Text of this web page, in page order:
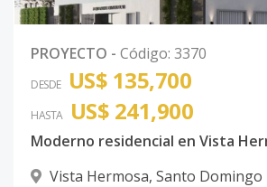
PROYECTO - Código: 3370
DESDE US$ 135,700
HASTA US$ 241,900
Moderno residencial en Vista
Vista Hermosa, Santo Domingo